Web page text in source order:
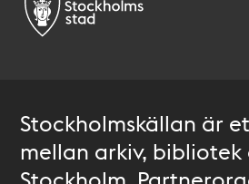
Stockholmskällan är
mellan arkiv, bibliotek